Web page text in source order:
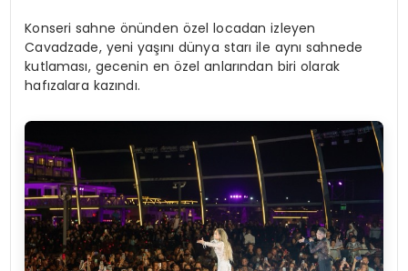
Konseri sahne önünden özel locadan izleyen
Cavadzade, yeni yaşını dünya starı ile aynı sahnede
kutlaması, gecenin en özel anlarından biri olarak
hafızalara kazındı.